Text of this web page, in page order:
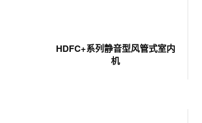
HDFC+系列静音型风管式室内
机